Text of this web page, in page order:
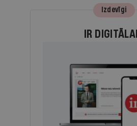
Izdevīgi
IR